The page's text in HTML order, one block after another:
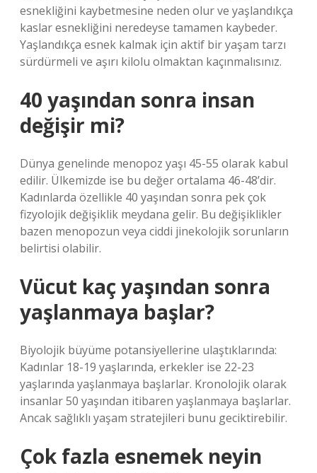
esnekliğini kaybetmesine neden olur ve yaşlandıkça
kaslar esnekliğini neredeyse tamamen kaybeder.
Yaşlandıkça esnek kalmak için aktif bir yaşam tarzı
sürdürmeli ve aşırı kilolu olmaktan kaçınmalısınız.
40 yaşından sonra insan
değişir mi?
Dünya genelinde menopoz yaşı 45-55 olarak kabul
edilir. Ülkemizde ise bu değer ortalama 46-48’dir.
Kadınlarda özellikle 40 yaşından sonra pek çok
fizyolojik değişiklik meydana gelir. Bu değişiklikler
bazen menopozun veya ciddi jinekolojik sorunların
belirtisi olabilir.
Vücut kaç yaşından sonra
yaşlanmaya başlar?
Biyolojik büyüme potansiyellerine ulaştıklarında:
Kadınlar 18-19 yaşlarında, erkekler ise 22-23
yaşlarında yaşlanmaya başlarlar. Kronolojik olarak
insanlar 50 yaşından itibaren yaşlanmaya başlarlar.
Ancak sağlıklı yaşam stratejileri bunu geciktirebilir.
Çok fazla esnemek neyin